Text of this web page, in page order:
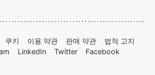
쿠키 이용 약관 판매 약관 법적 고지
LinkedIn Twitter
Facebook